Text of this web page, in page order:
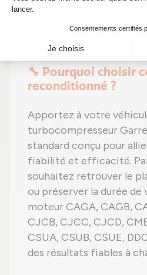
304,00 €)
. Alors pourquoi
votre moteur tout en
🔧 Pourquoi choisir
reconditionné ?
Apportez à votre
turbocompresseur
standard conçu pour
fiabilité et efficacité.
souhaitez retrouver le
ou préserver la durée de
moteur CAGA, CAGB,
CJCB, CJCC, CJCD,
CSUA, CSUB, CSUE,
des résultats fiables à